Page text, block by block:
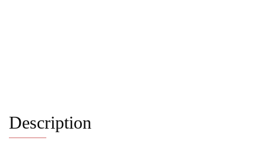
Description